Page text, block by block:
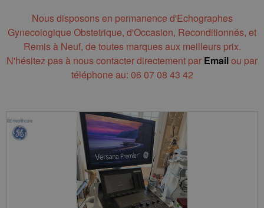
Nous disposons en permanence d'Echographes
Gynecologique Obstetrique, d'Occasion, Reconditionnés, et
Remis à Neuf, de toutes marques aux meilleurs prix.
N'hésitez pas à nous contacter directement par Emailou par
téléphone au: 06 07 08 43 42